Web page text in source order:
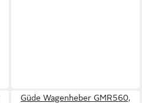
Güde Wagenheber GMR560,